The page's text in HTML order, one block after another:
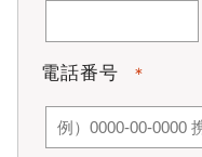
らず、所定の方法に
チケットは定める料
ット期限後２ヶ月間
合、自動的に退会と
一旦納入された月会
電話番号 ＊